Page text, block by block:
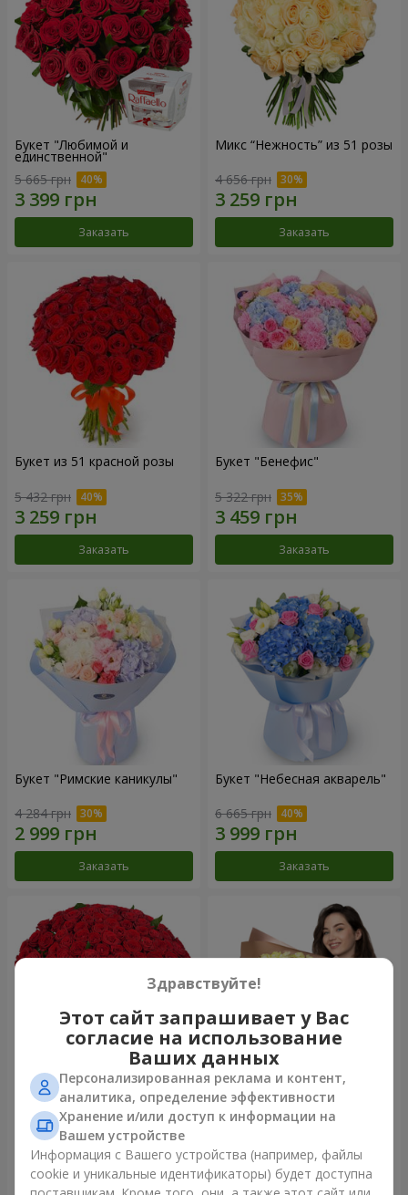
Букет "Любимой и
единственной"
5 665 грн
Заказать
Микс “Нежность” из 51 розы
4 656 грн
Заказать
Букет из 51 красной розы
5 432 грн
Заказать
Букет "Бенефис"
5 322 грн
Заказать
Букет "Римские каникулы"
4 284 грн
Заказать
Букет "Небесная акварель"
6 665 грн
Заказать
101 красная роза
10 725 грн
Заказать
Букет "Сердце – сердцу"
Заказать
Здравствуйте!
Этот сайт запрашивает у Вас
согласие на использование
Ваших данных
Персонализированная реклама и контент,
аналитика, определение эффективности
Хранение и/или доступ к информации на
Вашем устройстве
Информация с Вашего устройства (например, файлы
cookie и уникальные идентификаторы) будет доступна